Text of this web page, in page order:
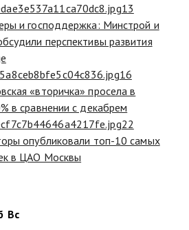
13
и господдержка: Минстрой и
перспективы развития
16
«вторичка» просела в
в сравнении с декабрем
22
опубликовали топ-10 самых
в ЦАО Москвы
Вс